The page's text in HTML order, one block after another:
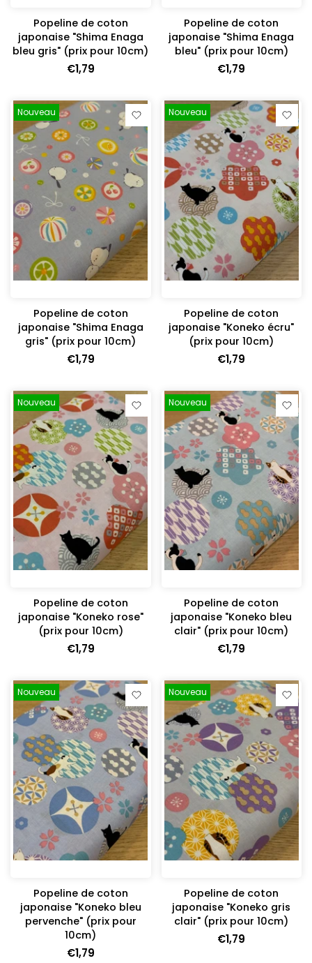
Popeline de coton
japonaise "Shima Enaga
bleu gris" (prix pour 10cm)
€1,79
Popeline de coton
japonaise "Shima Enaga
bleu" (prix pour 10cm)
€1,79
Nouveau
Popeline de coton
japonaise "Shima Enaga
gris" (prix pour 10cm)
€1,79
Nouveau
Popeline de coton
japonaise "Koneko écru"
(prix pour 10cm)
€1,79
Nouveau
Popeline de coton
japonaise "Koneko rose"
(prix pour 10cm)
€1,79
Nouveau
Popeline de coton
japonaise "Koneko bleu
clair" (prix pour 10cm)
€1,79
Nouveau
Popeline de coton
japonaise "Koneko bleu
pervenche" (prix pour
10cm)
€1,79
Nouveau
Popeline de coton
japonaise "Koneko gris
clair" (prix pour 10cm)
€1,79